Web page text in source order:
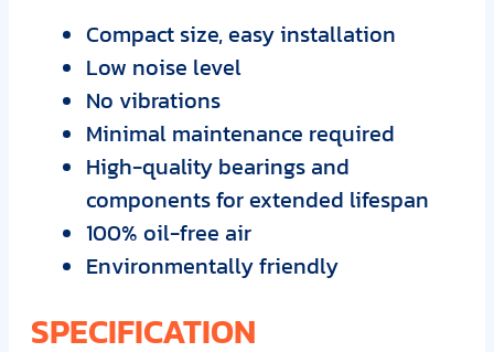
Compact size, easy installation
Low noise level
No vibrations
Minimal maintenance required
High-quality bearings and
components for extended lifespan
100% oil-free air
Environmentally friendly
SPECIFICATION